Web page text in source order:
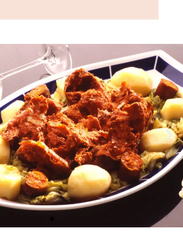
también acogen una
en restauracióna través de
cuya mesa es el
entrar en contacto con la
Las Médulas.